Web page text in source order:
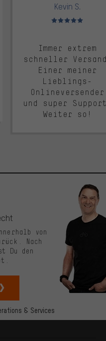
Kevin S.
Bewertungen: 5 von 5
Immer extrem
schneller
Einer meiner
Lieblings-
Onlineversender
und super
Weiter so!
& Services
von
Nach
Du den